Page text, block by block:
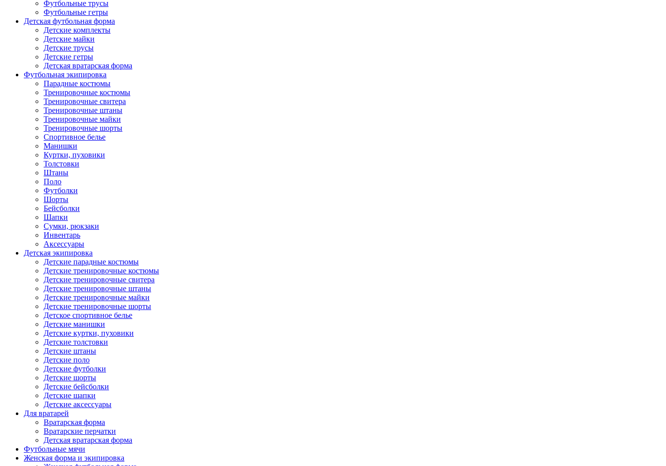
Футбольные трусы
Футбольные гетры
Детская футбольная форма
Детские комплекты
Детские майки
Детские трусы
Детские гетры
Детская вратарская форма
Футбольная экипировка
Парадные костюмы
Тренировочные костюмы
Тренировочные свитера
Тренировочные штаны
Тренировочные майки
Тренировочные шорты
Спортивное белье
Манишки
Куртки, пуховики
Толстовки
Штаны
Поло
Футболки
Шорты
Бейсболки
Шапки
Сумки, рюкзаки
Инвентарь
Аксессуары
Детская экипировка
Детские парадные костюмы
Детские тренировочные костюмы
Детские тренировочные свитера
Детские тренировочные штаны
Детские тренировочные майки
Детские тренировочные шорты
Детское спортивное белье
Детские манишки
Детские куртки, пуховики
Детские толстовки
Детские штаны
Детские поло
Детские футболки
Детские шорты
Детские бейсболки
Детские шапки
Детские аксессуары
Для вратарей
Вратарская форма
Вратарские перчатки
Детская вратарская форма
Футбольные мячи
Женская форма и экипировка